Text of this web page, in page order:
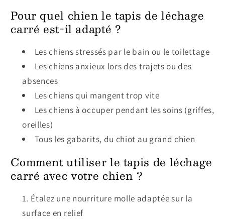
Pour quel chien le tapis de léchage
carré est-il adapté ?
Les chiens stressés par le bain ou le toilettage
Les chiens anxieux lors des trajets ou des
absences
Les chiens qui mangent trop vite
Les chiens à occuper pendant les soins (griffes,
oreilles)
Tous les gabarits, du chiot au grand chien
Comment utiliser le tapis de léchage
carré avec votre chien ?
Étalez une nourriture molle adaptée sur la
surface en relief